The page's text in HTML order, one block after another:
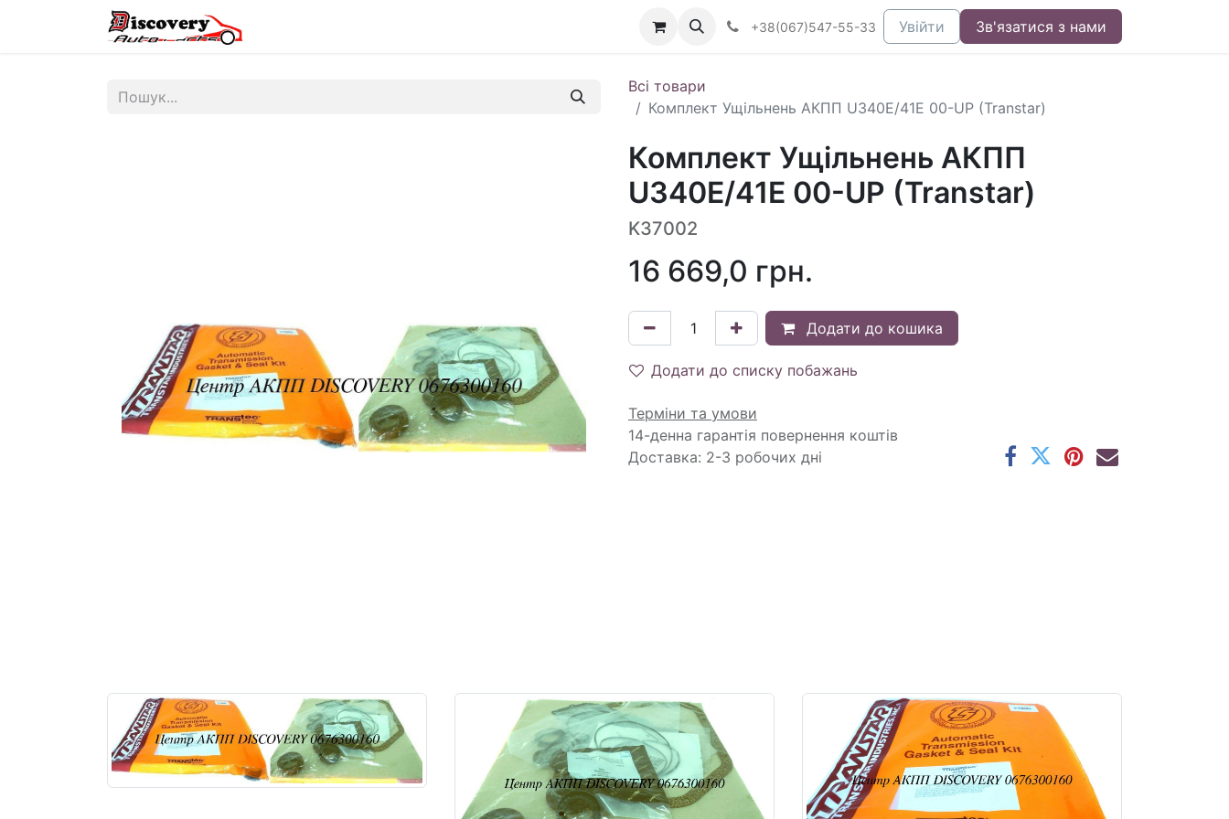
+38(067)547-55-33 Увійти Зв'язатися з нами
Всі товари
Комплект Ущільнень АКПП U340E/41E 00-UP (Transtar)
Комплект Ущільнень АКПП
U340E/41E 00-UP (Transtar)
K37002
16 669,0 грн.
Додати до кошика
Додати до списку побажань
Терміни та умови
14-денна гарантія повернення коштів
Доставка: 2-3 робочих дні